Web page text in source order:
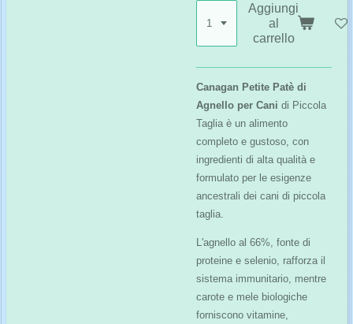
Aggiungi
al
carrello
Canagan Petite Patè di
Agnello per Cani di Piccola
Taglia è un alimento
completo e gustoso, con
ingredienti di alta qualità e
formulato per le esigenze
ancestrali dei cani di piccola
taglia.
L'agnello al 66%, fonte di
proteine e selenio, rafforza il
sistema immunitario, mentre
carote e mele biologiche
forniscono vitamine,